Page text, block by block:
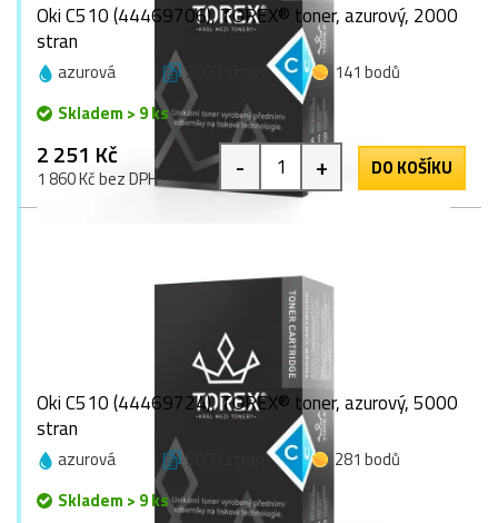
Oki C510 (44469706), TOREX® toner, azurový, 2000
stran
azurová 2000 stran
141 bodů
Skladem > 9 ks
2 251 Kč
1 860 Kč bez DPH - + DO KOŠÍKU
Oki C510 (44469724), TOREX® toner, azurový, 5000
stran
azurová 5000 stran
281 bodů
Skladem > 9 ks